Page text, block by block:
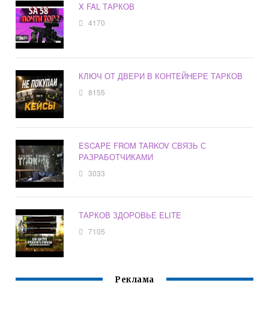
X FAL ТАРКОВ
4170
КЛЮЧ ОТ ДВЕРИ В КОНТЕЙНЕРЕ ТАРКОВ
8155
ESCAPE FROM TARKOV СВЯЗЬ С
РАЗРАБОТЧИКАМИ
3033
ТАРКОВ ЗДОРОВЬЕ ELITE
7105
Реклама